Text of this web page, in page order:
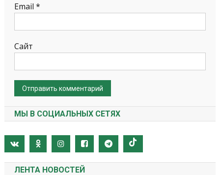
Email *
Сайт
МЫ В СОЦИАЛЬНЫХ СЕТЯХ
ЛЕНТА НОВОСТЕЙ